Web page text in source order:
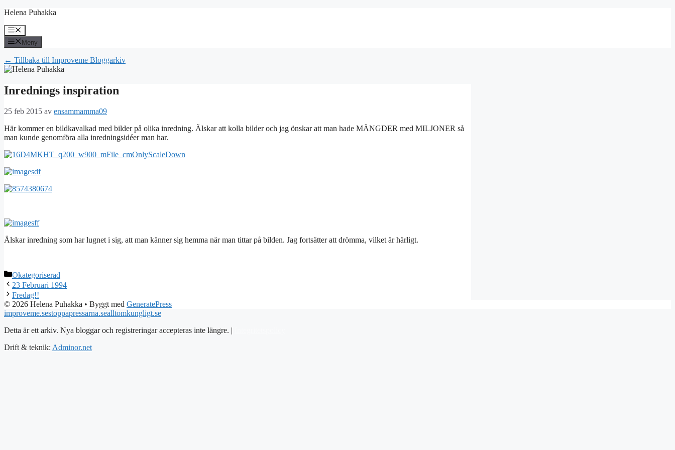
Hoppa
innehåll
Helena Puhakka
Meny
Meny
← Tillbaka till Improveme Bloggarkiv
Inrednings inspiration
25 feb 2015 av ensammamma09
Här kommer en bildkavalkad med bilder på olika inredning. Älskar att kolla bilder och jag önskar att man hade MÄNGDER med MILJONER så
man kunde genomföra alla inredningsidéer man har.
Älskar inredning som har lugnet i sig, att man känner sig hemma när man tittar på bilden. Jag fortsätter att drömma, vilket är härligt.
Kategorier
Okategoriserad
23 Februari 1994
Fredag!!
© 2026 Helena Puhakka • Byggt med GeneratePress
improveme.sestoppapressarna.sealltomkungligt.se
Detta är ett arkiv. Nya bloggar och registreringar accepteras inte längre. |
Drift & teknik: Adminor.net